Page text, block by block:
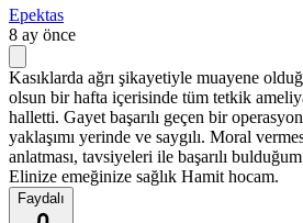
Epektas
8 ay önce
Kasıklarda ağrı şikayetiyle muayene
olsun bir hafta içerisinde tüm tetkik
halletti. Gayet başarılı geçen bir
yaklaşımı yerinde ve saygılı. Moral
anlatması, tavsiyeleri ile başarılı
Elinize emeğinize sağlık Hamit hocam.
Faydalı